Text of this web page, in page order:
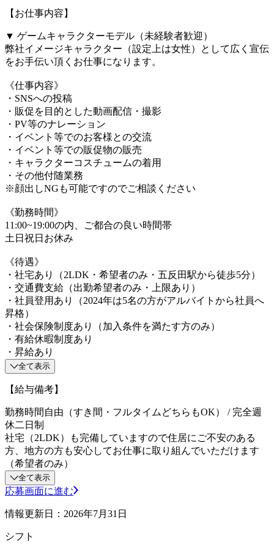
【お仕事内容】
▼ ゲームキャラクターモデル（未経験者歓迎）
弊社イメージキャラクター（設定上は女性）として広く宣伝
をお手伝い頂くお仕事になります。
《仕事内容》
・SNSへの投稿
・販促を目的とした動画配信・撮影
・PV等のナレーション
・イベント等でのお客様との交流
・イベント等での販促物の販売
・キャラクターコスチュームの着用
・その他付随業務
※顔出しNGも可能ですのでご相談ください
《勤務時間》
11:00~19:00の内、ご都合の良い時間帯
土日祝日お休み
《待遇》
・社宅あり（2LDK・希望者のみ・五反田駅から徒歩5分）
・交通費支給（出勤希望者のみ・上限あり）
・社員登用あり（2024年は5名の方がアルバイトから社員へ
昇格）
・社会保険制度あり（加入条件を満たす方のみ）
・有給休暇制度あり
・昇給あり
全て表示
【給与備考】
勤務時間自由（すき間・フルタイムどちらもOK） / 完全週
休二日制
社宅（2LDK）も完備していますので住居にご不安のある
方、地方の方も安心してお仕事に取り組んでいただけます
（希望者のみ）
全て表示
応募画面に進む
情報更新日：2026年7月31日
シフト